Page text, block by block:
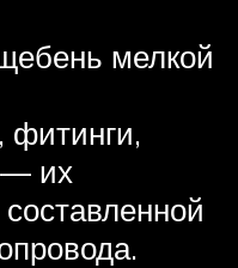
мелкой
фитинги,
— их